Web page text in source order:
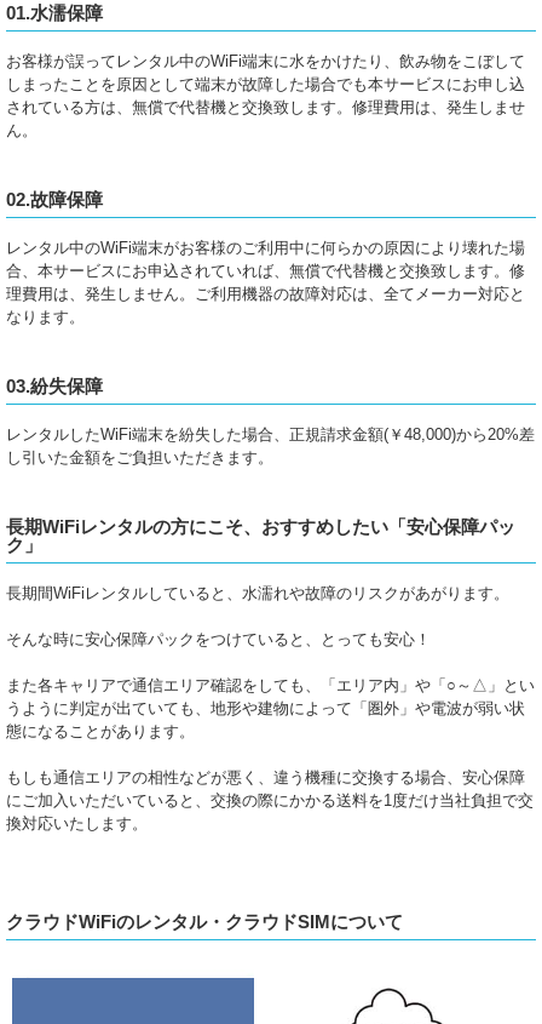
01.水濡保障
お客様が誤ってレンタル中のWiFi端末に水をかけたり、飲み物をこぼして
しまったことを原因として端末が故障した場合でも本サービスにお申し込
されている方は、無償で代替機と交換致します。修理費用は、発生しませ
ん。
02.故障保障
レンタル中のWiFi端末がお客様のご利用中に何らかの原因により壊れた場
合、本サービスにお申込されていれば、無償で代替機と交換致します。修
理費用は、発生しません。ご利用機器の故障対応は、全てメーカー対応と
なります。
03.紛失保障
レンタルしたWiFi端末を紛失した場合、正規請求金額(￥48,000)から20%差
し引いた金額をご負担いただきます。
長期WiFiレンタルの方にこそ、おすすめしたい「安心保障パッ
ク」
長期間WiFiレンタルしていると、水濡れや故障のリスクがあがります。
そんな時に安心保障パックをつけていると、とっても安心！
また各キャリアで通信エリア確認をしても、「エリア内」や「○～△」とい
うように判定が出ていても、地形や建物によって「圏外」や電波が弱い状
態になることがあります。
もしも通信エリアの相性などが悪く、違う機種に交換する場合、安心保障
にご加入いただいていると、交換の際にかかる送料を1度だけ当社負担で交
換対応いたします。
クラウドWiFiのレンタル・クラウドSIMについて